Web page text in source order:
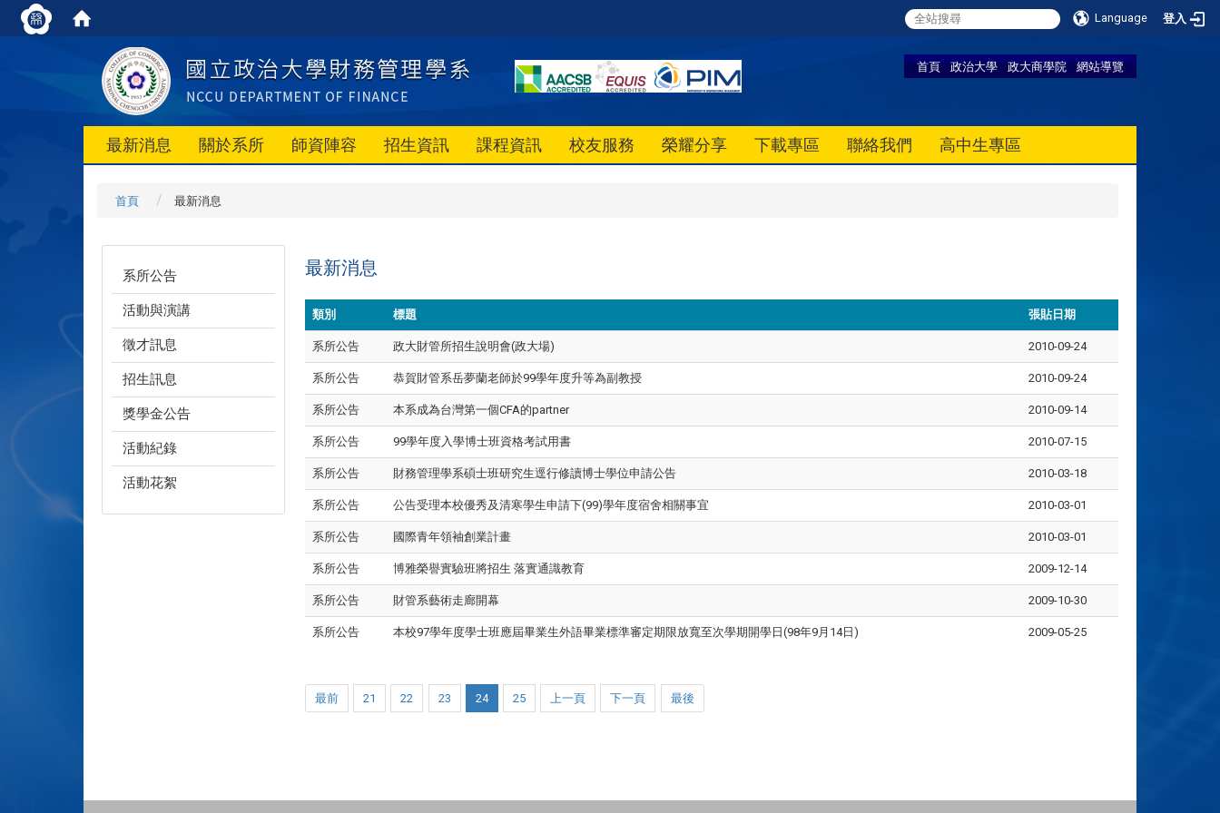
Language 登入
首頁 政治大學 政大商學院 網站導覽
最新消息 關於系所 師資陣容 招生資訊 課程資訊 校友服務 榮耀分享 下載專區 聯絡我們 高中生專區
首頁 最新消息
系所公告
活動與演講
徵才訊息
招生訊息
獎學金公告
活動紀錄
活動花絮
最新消息
類別 標題 張貼日期
系所公告 政大財管所招生說明會(政大場) 2010-09-24
系所公告 恭賀財管系岳夢蘭老師於99學年度升等為副教授 2010-09-24
系所公告 本系成為台灣第一個CFA的partner 2010-09-14
系所公告 99學年度入學博士班資格考試用書 2010-07-15
系所公告 財務管理學系碩士班研究生逕行修讀博士學位申請公告 2010-03-18
系所公告 公告受理本校優秀及清寒學生申請下(99)學年度宿舍相關事宜 2010-03-01
系所公告 國際青年領袖創業計畫 2010-03-01
系所公告 博雅榮譽實驗班將招生 落實通識教育 2009-12-14
系所公告 財管系藝術走廊開幕 2009-10-30
系所公告 本校97學年度學士班應屆畢業生外語畢業標準審定期限放寬至次學期開學日(98年9月14日) 2009-05-25
最前 21 22 23 24 25 上一頁 下一頁 最後